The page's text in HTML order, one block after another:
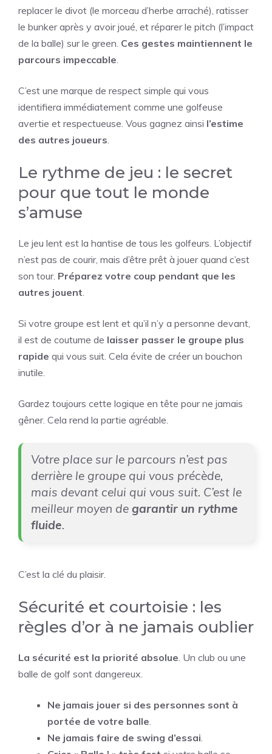
replacer le divot (le morceau d’herbe arraché), ratisser
le bunker après y avoir joué, et réparer le pitch (l’impact
de la balle) sur le green. Ces gestes maintiennent le
parcours impeccable
C’est une marque de respect simple qui vous
identifiera immédiatement comme une golfeuse
avertie et respectueuse. Vous gagnez ainsi l’estime
des autres joueurs
Le rythme de jeu : le secret
pour que tout le monde
s’amuse
Le jeu lent est la hantise de tous les golfeurs. L’objectif
n’est pas de courir, mais d’être prêt à jouer quand c’est
son tour. Préparez votre coup pendant que les
autres jouent
Si votre groupe est lent et qu’il n’y a personne devant,
il est de coutume de laisser passer le groupe plus
rapide qui vous suit. Cela évite de créer un bouchon
inutile.
Gardez toujours cette logique en tête pour ne jamais
gêner. Cela rend la partie agréable.
Votre place sur le parcours n’est pas
derrière le groupe qui vous précède,
mais devant celui qui vous suit. C’est le
meilleur moyen de garantir un rythme
fluide.
C’est la clé du plaisir.
Sécurité et courtoisie : les
règles d’or à ne jamais oublier
La sécurité est la priorité absolue . Un club ou une
balle de golf sont dangereux.
Ne jamais jouer si des personnes sont à
portée de votre balle
Ne jamais faire de swing d’essai